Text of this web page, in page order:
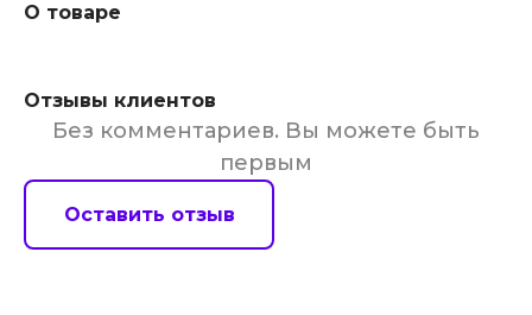
О товаре
Отзывы клиентов
Без комментариев. Вы можете быть
первым
Оставить отзыв